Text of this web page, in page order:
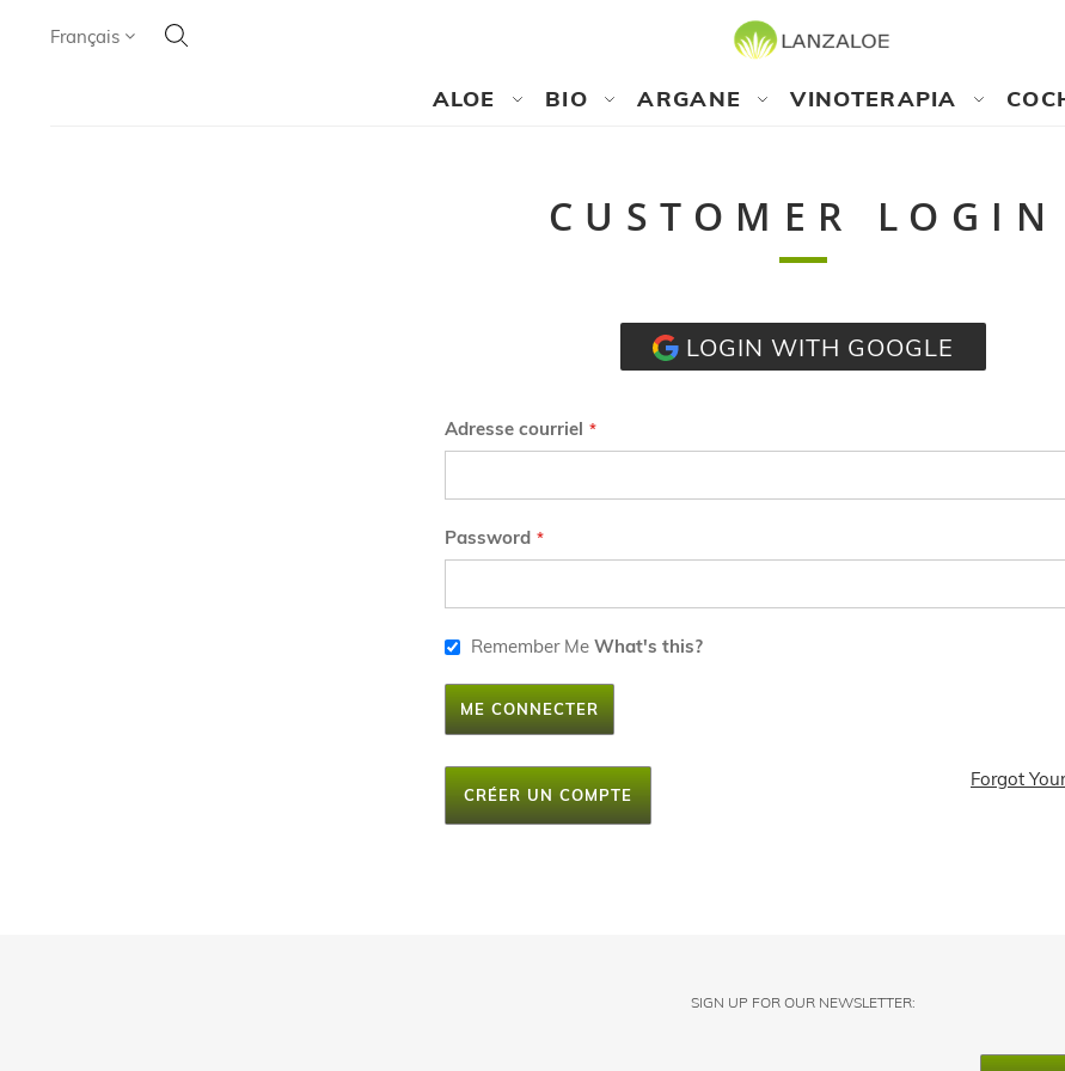
Language
Français Cherchez
CHERCHEZ
ALOE BIO ARGANE VINOTERAPIA
CUSTOMER LOGIN
LOGIN WITH GOOGLE
Adresse courriel
Password
Remember Me What's this?
ME CONNECTER
Forgot
CRÉER UN COMPTE
SIGN UP FOR OUR NEWSLETTER: